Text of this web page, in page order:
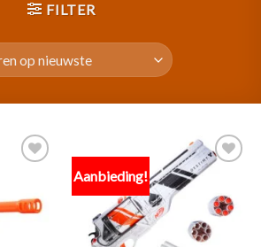
FILTER
Aanbieding!
Toevoegen
verlanglijst